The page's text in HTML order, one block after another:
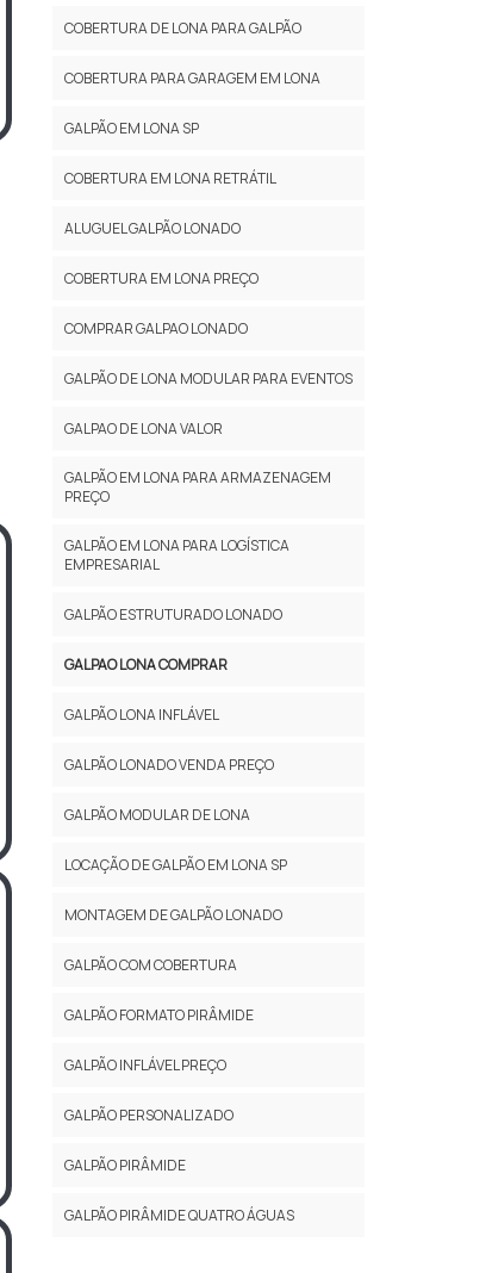
COBERTURA DE LONA PARA GALPÃO
COBERTURA PARA GARAGEM EM LONA
GALPÃO EM LONA SP
COBERTURA EM LONA RETRÁTIL
ALUGUEL GALPÃO LONADO
COBERTURA EM LONA PREÇO
COMPRAR GALPAO LONADO
GALPÃO DE LONA MODULAR PARA EVENTOS
GALPAO DE LONA VALOR
GALPÃO EM LONA PARA ARMAZENAGEM
PREÇO
GALPÃO EM LONA PARA LOGÍSTICA
EMPRESARIAL
GALPÃO ESTRUTURADO LONADO
GALPAO LONA COMPRAR
GALPÃO LONA INFLÁVEL
GALPÃO LONADO VENDA PREÇO
GALPÃO MODULAR DE LONA
LOCAÇÃO DE GALPÃO EM LONA SP
MONTAGEM DE GALPÃO LONADO
GALPÃO COM COBERTURA
GALPÃO FORMATO PIRÂMIDE
GALPÃO INFLÁVEL PREÇO
GALPÃO PERSONALIZADO
GALPÃO PIRÂMIDE
GALPÃO PIRÂMIDE QUATRO ÁGUAS